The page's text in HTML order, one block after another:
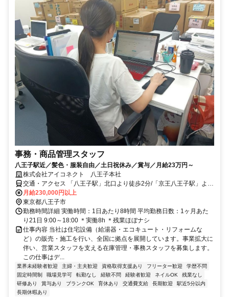
事務・商品管理スタッフ
八王子駅近／髪色・服装自由／土日祝休み／賞与／月給23万円～
株式会社アイコネクト 八王子本社
交通・アクセス 「八王子駅」北口より徒歩2分/「京王八王子駅」より
徒歩4分
月給230,000円以上
東京都八王子市
勤務時間詳細 実働時間：1日あたり8時間 平均勤務日数：1ヶ月あた
り21日 9:00～18:00 ＊実働8h ＊残業ほぼナシ
仕事内容 当社は住宅設備（給湯器・エコキュート・リフォームな
ど）の販売・施工を行い、全国に拠点を展開しています。事業拡大に
伴い、営業スタッフを支える在庫管理・事務スタッフを募集します。
この仕事はデ...
業界未経験者歓迎 主婦・主夫歓迎 資格取得支援あり フリーター歓迎
学歴不問
固定時間制
職場見学可 転勤なし 経験不問 経験者歓迎 ネイルOK
残業なし
研修あり
賞与あり ブランクOK 育休あり 交通費支給 長期歓迎
駅近5分以内
長期休暇あり